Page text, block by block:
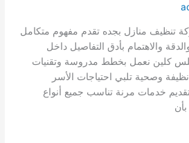
تنظيف منازل بجده تقدم مفهوم متكامل
والاهتمام بأدق التفاصيل داخل
كلين نعمل بخطط مدروسة وتقنيات
وصحية تلبي احتياجات الأسر
خدمات مرنة تناسب جميع أنواع